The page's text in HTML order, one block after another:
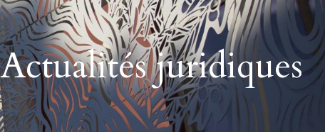
Actualités juridiques